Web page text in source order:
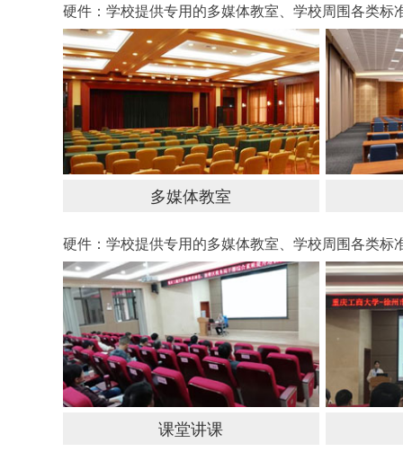
硬件：学校提供专用的多媒体教室、学校周围各类标
多媒体教室
硬件：学校提供专用的多媒体教室、学校周围各类标
课堂讲课